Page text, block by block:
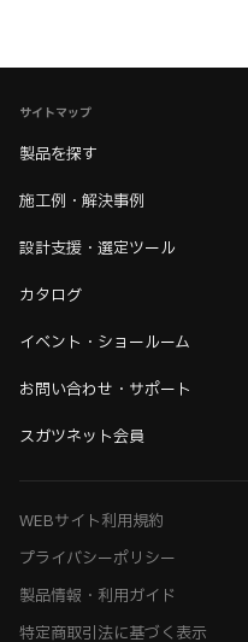
ホーム
>
>
Knud Holscher ナッド・ホル
サイトマップ
製品を探す
施工例・解決事例
設計支援・選定ツール
カタログ
イベント・ショールーム
お問い合わせ・サポート
スガツネット会員
WEBサイト利用規約
プライバシーポリシー
製品情報・利用ガイド
特定商取引法に基づく表示